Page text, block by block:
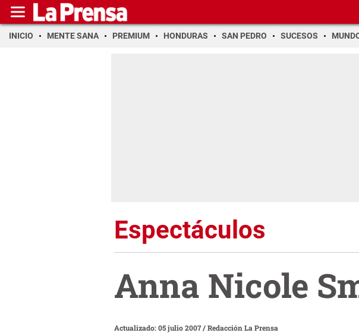
INICIO MENTE SANA PREMIUM HONDURAS SAN PEDRO SUCESOS
Espectáculos
Anna Nicole
Actualizado: 05 julio 2007/Redacción La Prensa